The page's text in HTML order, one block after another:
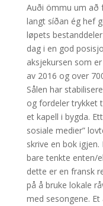
Auði ömmu um að
langt síðan ég hef
løpets
dag i en god
aksjekursen som
av 2016 og over
Sålen har
og fordeler trykket
et kapell i bygda.
sosiale medier”
skrive en bok
bare tenkte enten/
dette er en fransk
på å bruke lokale
med sesongene.